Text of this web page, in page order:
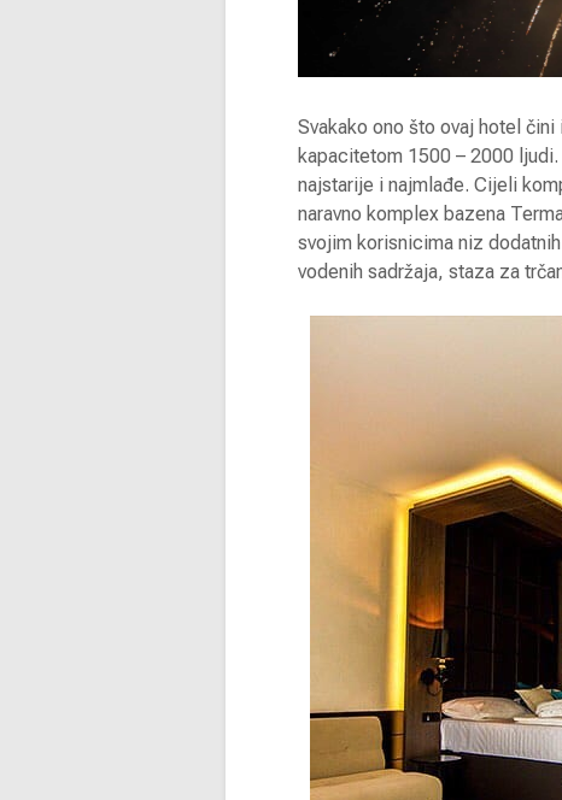
Svakako ono što ovaj hotel
kapacitetom 1500 – 2000
najstarije i najmlađe. Cijeli
naravno komplex bazena
svojim korisnicima niz
vodenih sadržaja, staza za